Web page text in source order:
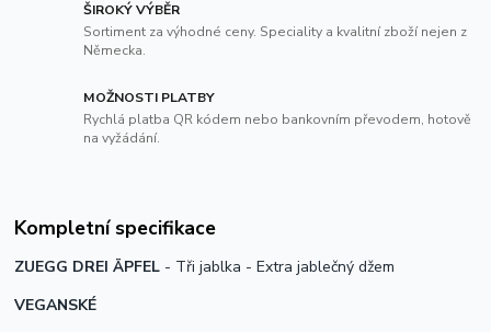
ŠIROKÝ VÝBĚR
Sortiment za výhodné ceny. Speciality a kvalitní zboží nejen z
Německa.
MOŽNOSTI PLATBY
Rychlá platba QR kódem nebo bankovním převodem, hotově
na vyžádání.
Kompletní specifikace
ZUEGG DREI ÄPFEL - Tři jablka - Extra jablečný džem
VEGANSKÉ